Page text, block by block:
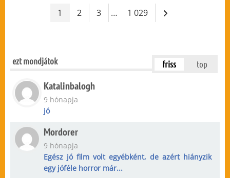
1 2 3 … 1 029
ezt mondjátok friss top
Katalinbalogh
9 hónapja
jó
Mordorer
9 hónapja
Egész jó film volt egyébként, de azért hiányzik
egy jóféle horror már...